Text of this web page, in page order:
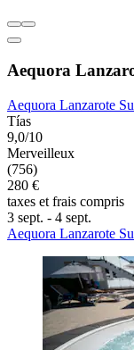
Aequora
Aequora Lanzarote
Tías
9,0/10
Merveilleux
(756)
280 €
taxes et frais compris
3 sept. - 4 sept.
Aequora Lanzarote